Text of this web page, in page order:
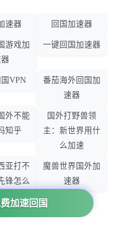
加速回国
速器 回国加速器
游戏加
一键回国加速器
VPN
番茄海外回国加
速器
外不能
知乎
国外打野兽领
主：新世界用什
么加速
亚打不
锋怎么
办
魔兽世界国外加
速器